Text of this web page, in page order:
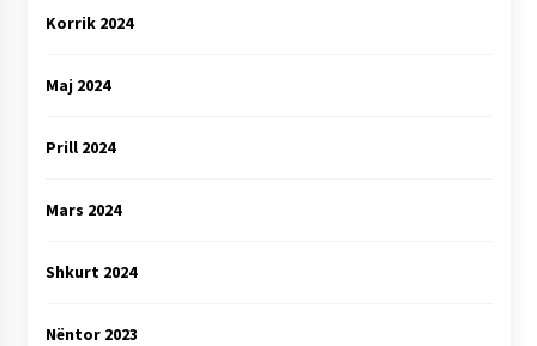
Korrik 2024
Maj 2024
Prill 2024
Mars 2024
Shkurt 2024
Nëntor 2023